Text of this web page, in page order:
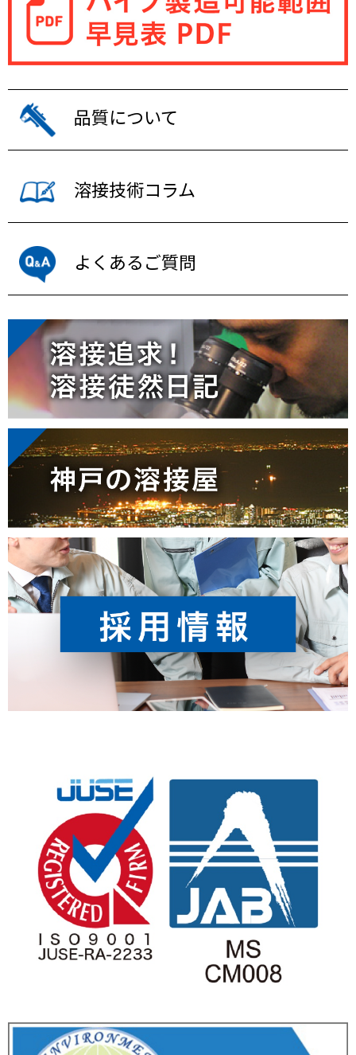
品質について
溶接技術コラム
よくあるご質問